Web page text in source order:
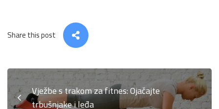
Share this post
Vježbe s trakom za fitnes: Ojačajte
trbušnjake i leđa